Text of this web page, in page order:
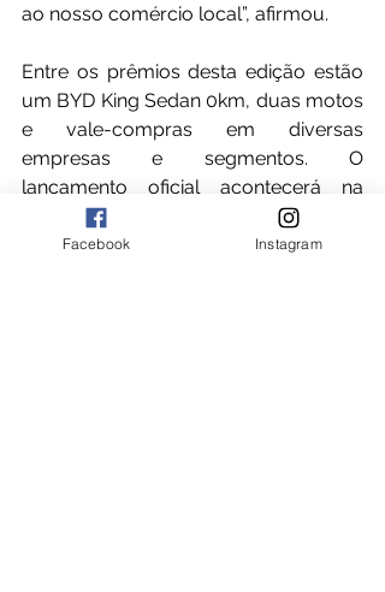
ao nosso comércio local”, afirmou.
Entre os prêmios desta edição estão
um BYD King Sedan 0km, duas motos
e vale-compras em diversas
empresas e segmentos. O
lançamento oficial acontecerá na
primeira semana de novembro. As
lojas interessadas em participar
Facebook Instagram